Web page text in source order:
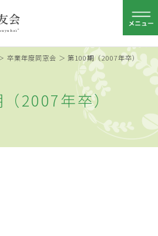
会
卒業年度同窓会 ＞ 第100期（2007年卒）
2007年卒）